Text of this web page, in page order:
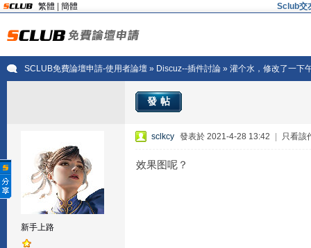
繁體 簡體 Sclub交
SCLUB免費論壇申請-使用者論壇» Discuz--插件討論» 灌个水，修改了一下
發帖
新手上路
sclkcy 發表於 2021-4-28 13:42 只看該
效果图呢？